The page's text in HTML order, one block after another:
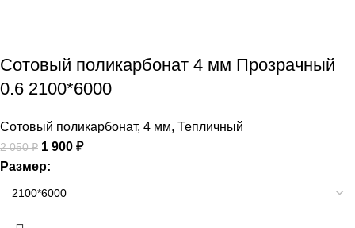
Сотовый поликарбонат 4 мм Прозрачный
0.6 2100*6000
Сотовый поликарбонат, 4 мм, Тепличный
2 050₽ 1 900 ₽
Размер: